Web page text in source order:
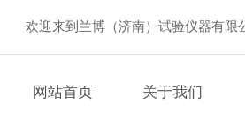
欢迎来到兰博（济南）试验仪器有限
网站首页 关于我们